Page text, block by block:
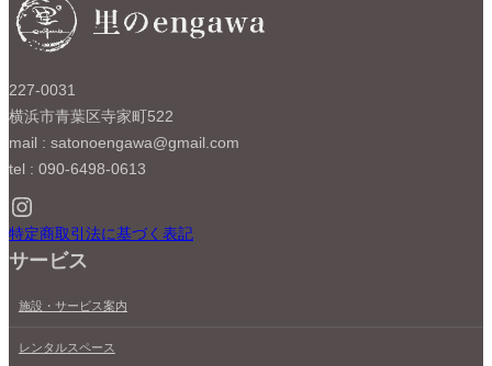
227-0031
横浜市青葉区寺家町522
mail : satonoengawa@gmail.com
tel : 090-6498-0613
Instagram
特定商取引法に基づく表記
サービス
施設・サービス案内
レンタルスペース